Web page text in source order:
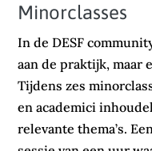
Minorclasses
In de DESF
aan de praktijk, maar
Tijdens zes
en academici
relevante thema’s.